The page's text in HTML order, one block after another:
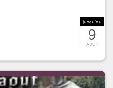
jusqu'au
9
AOUT